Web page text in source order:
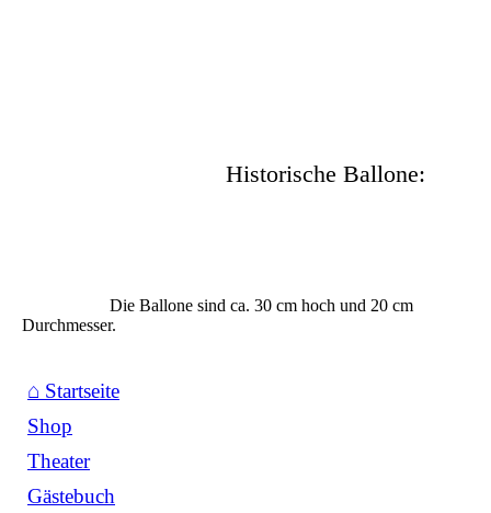
Historische Ballone:
Die Ballone sind ca. 30 cm hoch und 20 cm
Durchmesser.
⌂ Startseite
Shop
Theater
Gästebuch